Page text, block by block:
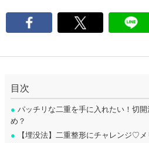
目次
● パッチリな二重を手に入れたい！切
め？
● 【埋没法】二重整形にチャレンジ♡